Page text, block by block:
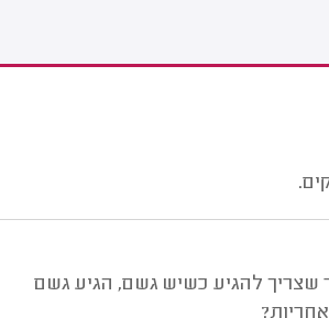
שצריך להגיע כשיש גשם, הגיע גשם